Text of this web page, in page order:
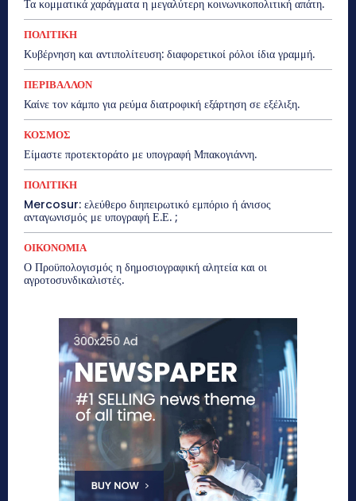
Τα κομματικά χαράγματα η μεγαλύτερη κοινωνικοπολιτική απάτη.
ΠΟΛΙΤΙΚΗ
Κυβέρνηση και αντιπολίτευση: διαφορετικοί ρόλοι ίδια γραμμή.
ΠΕΡΙΒΑΛΛΟΝ
Καίνε τον κάμπο για ρεύμα διατροφική εξάρτηση σε εξέλιξη.
ΚΟΣΜΟΣ
Είμαστε προτεκτοράτο με υπογραφή Μπακογιάννη.
ΠΟΛΙΤΙΚΗ
Mercosur: ελεύθερο διηπειρωτικό εμπόριο ή άνισος
ανταγωνισμός με υπογραφή Ε.Ε. ;
ΟΙΚΟΝΟΜΙΑ
Ο Προϋπολογισμός η δημοσιογραφική αλητεία και οι
αγροτοσυνδικαλιστές.